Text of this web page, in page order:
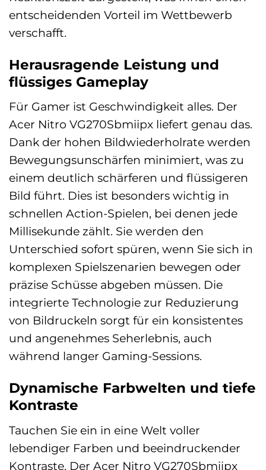
entscheidenden Vorteil im Wettbewerb
verschafft.
Herausragende Leistung und
flüssiges Gameplay
Für Gamer ist Geschwindigkeit alles. Der
Acer Nitro VG270Sbmiipx liefert genau das.
Dank der hohen Bildwiederholrate werden
Bewegungsunschärfen minimiert, was zu
einem deutlich schärferen und flüssigeren
Bild führt. Dies ist besonders wichtig in
schnellen Action-Spielen, bei denen jede
Millisekunde zählt. Sie werden den
Unterschied sofort spüren, wenn Sie sich in
komplexen Spielszenarien bewegen oder
präzise Schüsse abgeben müssen. Die
integrierte Technologie zur Reduzierung
von Bildruckeln sorgt für ein konsistentes
und angenehmes Seherlebnis, auch
während langer Gaming-Sessions.
Dynamische Farbwelten und tiefe
Kontraste
Tauchen Sie ein in eine Welt voller
lebendiger Farben und beeindruckender
Kontraste. Der Acer Nitro VG270Sbmiipx